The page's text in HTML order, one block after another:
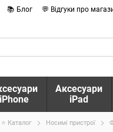
📚 Блог 💬 Відгуки про
iPhone
Аксесуари
iPad
⭐ Каталог Носимі пристрої